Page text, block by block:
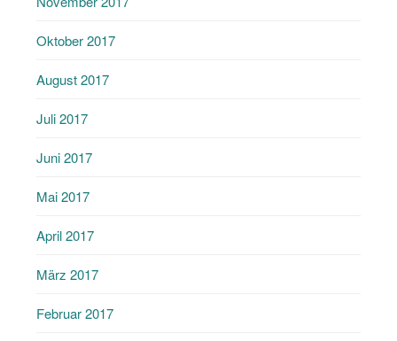
Oktober 2017
August 2017
Juli 2017
Juni 2017
Mai 2017
April 2017
März 2017
Februar 2017